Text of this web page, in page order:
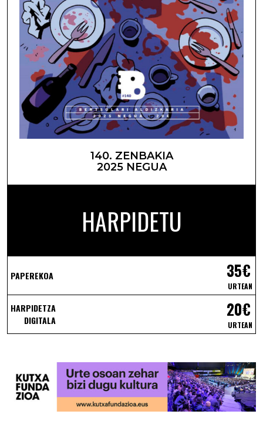
140. ZENBAKIA
2025 NEGUA
HARPIDETU
PAPEREKOA 35€
URTEAN
HARPIDETZA
DIGITALA
20€
URTEAN